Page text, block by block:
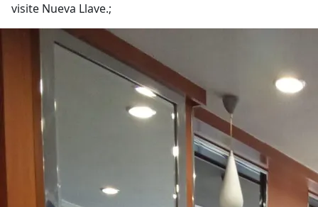
visite Nueva Llave.;